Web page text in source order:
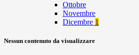
Ottobre
Novembre
Dicembre 1
Nessun contenuto da visualizzare